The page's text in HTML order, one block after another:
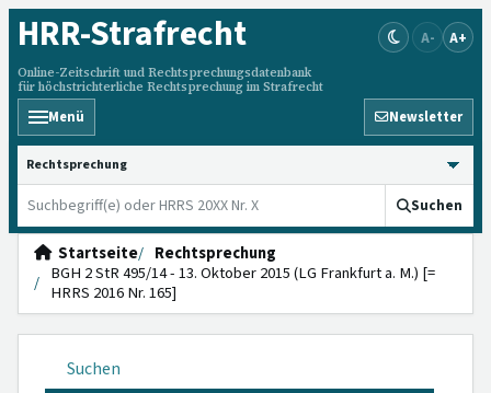
HRR-Strafrecht
Online-Zeitschrift und Rechtsprechungsdatenbank
für höchstrichterliche Rechtsprechung im Strafrecht
A- A+
Menü Newsletter
HRRS durchsuchen
Suchen
Startseite
Rechtsprechung
BGH 2 StR 495/14 - 13. Oktober 2015 (LG Frankfurt a. M.) [=
HRRS 2016 Nr. 165]
Suchen